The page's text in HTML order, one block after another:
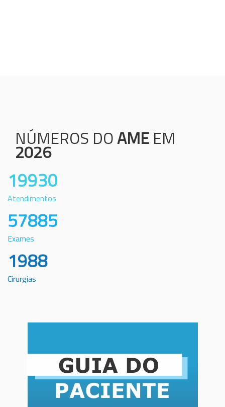
NÚMEROS DOAME EM
2026
19930
Atendimentos
57885
Exames
1988
Cirurgias